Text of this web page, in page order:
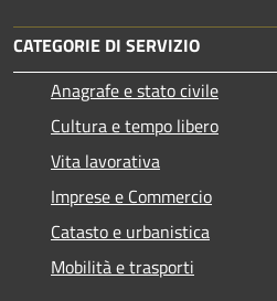
CATEGORIE DI SERVIZIO
Anagrafe e stato civile
Cultura e tempo libero
Vita lavorativa
Imprese e Commercio
Catasto e urbanistica
Mobilità e trasporti